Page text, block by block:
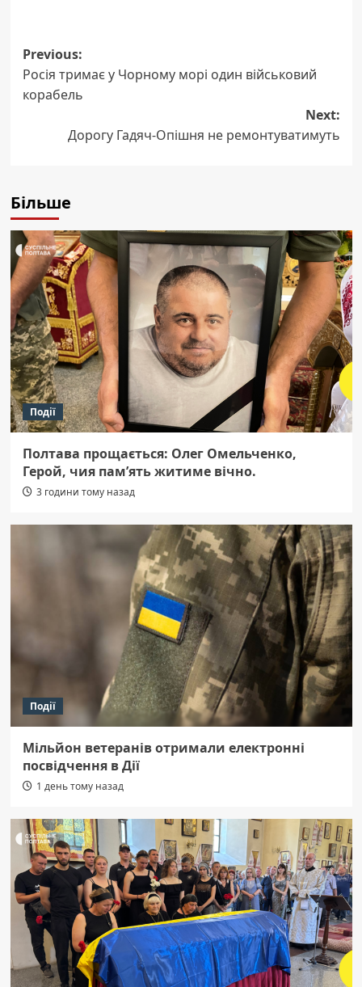
Post
navigation
Previous:
Росія тримає у Чорному морі один військовий
корабель
Next:
Дорогу Гадяч-Опішня не ремонтуватимуть
Більше
Події
Полтава прощається: Олег Омельченко,
Герой, чия пам’ять житиме вічно.
3 години тому назад
Події
Мільйон ветеранів отримали електронні
посвідчення в Дії
1 день тому назад